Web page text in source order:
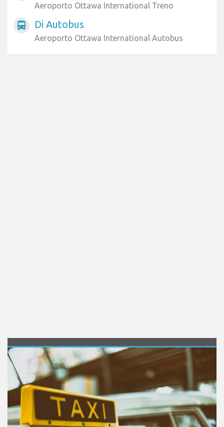
Aeroporto Ottawa International Treno
directions_bus Di Autobus
Aeroporto Ottawa International Autobus